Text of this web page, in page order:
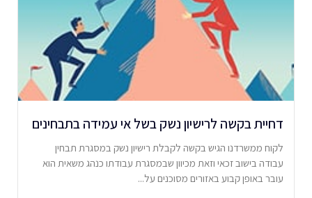
דחיית בקשה לרישיון נשק בשל אי עמידה בתבחינים
לקוח ממשרדנו הגיש בקשה לקבלת רישיון נשק במסגרת תבחין
עבודה בישוב זכאי וזאת מכיוון שבמסגרת עבודתו כנהג משאית הוא
עובר באופן קבוע באזורים מסוכנים על...